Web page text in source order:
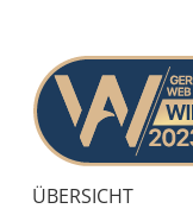
ÜBERSICHT